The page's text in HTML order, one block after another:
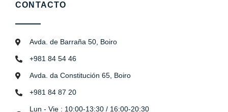
CONTACTO
Avda. de Barraña 50, Boiro
+981 84 54 46
Avda. da Constitución 65, Boiro
+981 84 87 20
Lun - Vie : 10:00-13:30 / 16:00-20:30